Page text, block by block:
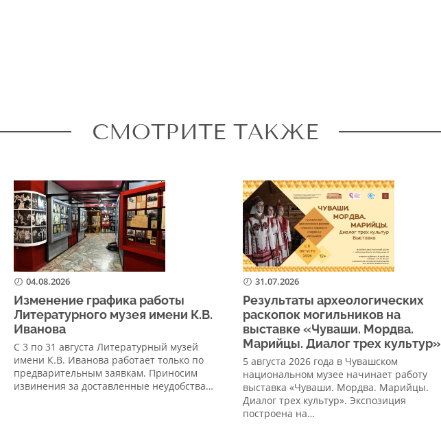
СМОТРИТЕ ТАКЖЕ
04.08.2026
Изменение графика работы
Литературного музея имени К.В.
Иванова
С 3 по 31 августа Литературный музей
имени К.В. Иванова работает только по
предварительным заявкам. Приносим
извинения за доставленные неудобства…
31.07.2026
Результаты археологических
раскопок могильников на
выставке «Чуваши. Мордва.
Марийцы. Диалог трех культур»
5 августа 2026 года в Чувашском
национальном музее начинает работу
выставка «Чуваши. Мордва. Марийцы.
Диалог трех культур». Экспозиция
построена на…